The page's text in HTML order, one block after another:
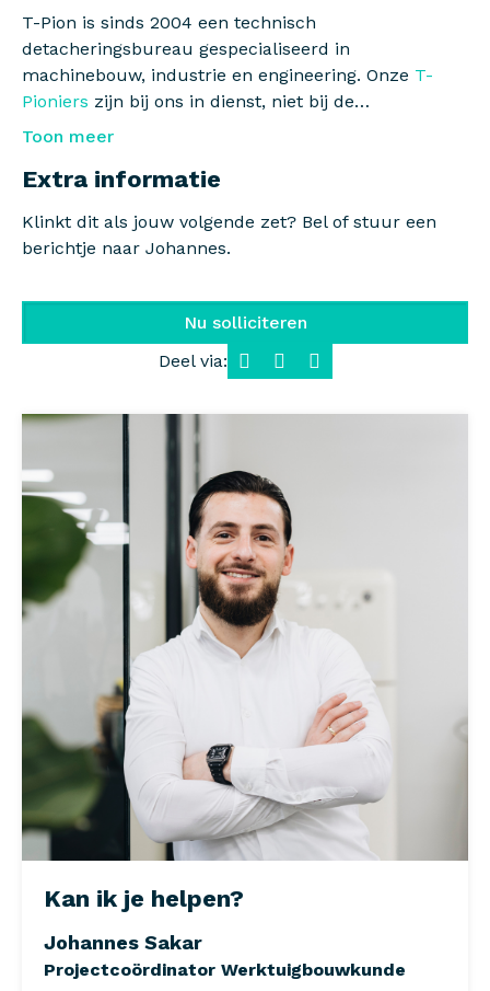
T-Pion is sinds 2004 een technisch
detacheringsbureau gespecialiseerd in
machinebouw, industrie en engineering. Onze T-
Pioniers zijn bij ons in dienst, niet bij de
opdrachtgever. Dat betekent: een vast
project afloopt.
Toon meer
Extra informatie
Klinkt dit als jouw volgende zet? Bel of stuur een
berichtje naar Johannes.
Deel via: FacebookLinkedIn
Nu solliciteren
Kan ik je helpen?
Johannes Sakar
Projectcoördinator Werktuigbouwkunde